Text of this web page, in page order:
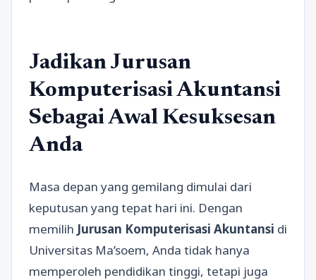
Jadikan Jurusan
Komputerisasi Akuntansi
Sebagai Awal Kesuksesan
Anda
Masa depan yang gemilang dimulai dari
keputusan yang tepat hari ini. Dengan
memilih Jurusan Komputerisasi Akuntansi di
Universitas Ma’soem, Anda tidak hanya
memperoleh pendidikan tinggi, tetapi juga